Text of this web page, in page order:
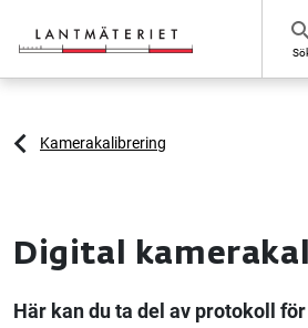
search
Kamerakalibrering
Digital
Här kan du ta del av protokoll för